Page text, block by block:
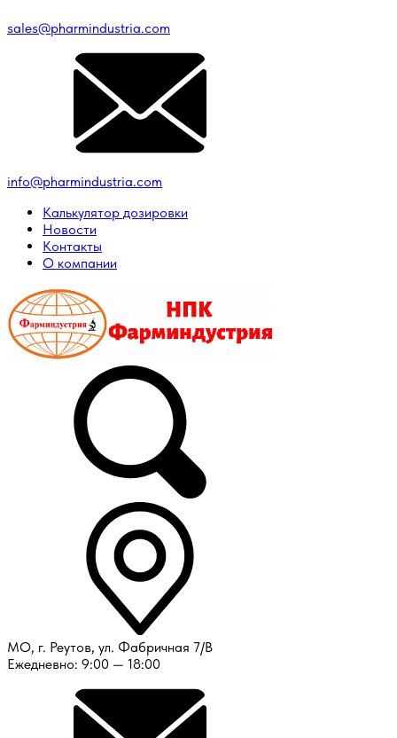
sales@pharmindustria.com
info@pharmindustria.com
Калькулятор дозировки
Новости
Контакты
О компании
МО, г. Реутов, ул. Фабричная 7/В
Ежедневно: 9:00 — 18:00